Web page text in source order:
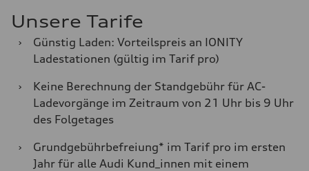
Unsere Tarife
›
Günstig Laden: Vorteilspreis an IONITY
Ladestationen (gültig im Tarif pro)
›
Keine Berechnung der Standgebühr für AC-
Ladevorgänge im Zeitraum von 21 Uhr bis 9 Uhr
des Folgetages
›
Grundgebührbefreiung* im Tarif pro im ersten
Jahr für alle Audi Kund_innen mit einem